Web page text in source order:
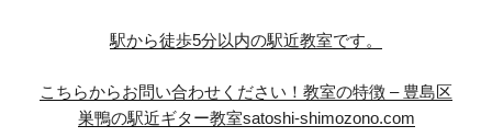
駅から徒歩5分以内の駅近教室です。
こちらからお問い合わせください！ 教室の特徴 – 豊島区
巣鴨の駅近ギター教室satoshi-shimozono.com